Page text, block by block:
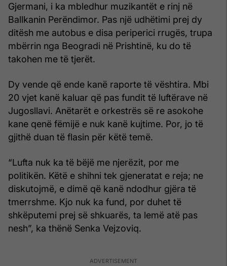
Gjermani, i ka mbledhur muzikantët e rinj në
Ballkanin Perëndimor. Pas një udhëtimi prej dy
ditësh me autobus e disa periperici rrugës, trupa
mbërrin nga Beogradi në Prishtinë, ku do të
takohen me të tjerët.
Dy vende që ende kanë raporte të vështira. Mbi
20 vjet kanë kaluar që pas fundit të luftërave në
Jugosllavi. Anëtarët e orkestrës së re asokohe
kane qenë fëmijë e nuk kanë kujtime. Por, jo të
gjithë duan të flasin për këtë temë.
“Lufta nuk ka të bëjë me njerëzit, por me
politikën. Këtë e shihni tek gjeneratat e reja; ne
diskutojmë, e dimë që kanë ndodhur gjëra të
tmerrshme. Kjo nuk ka fund, por duhet të
shkëputemi prej së shkuarës, ta lemë atë pas
nesh”, ka thënë Senka Vejzoviq.